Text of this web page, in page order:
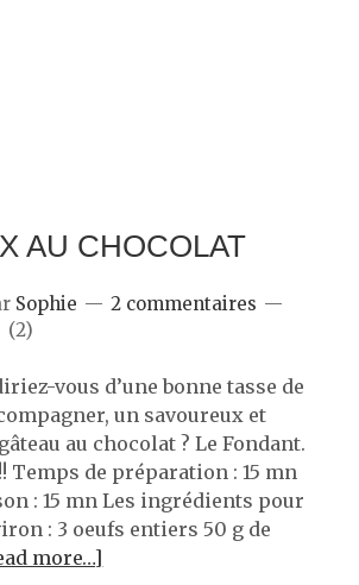
AU CHOCOLAT
Sophie
2 commentaires
(2)
vous d’une bonne tasse de
un savoureux et
au chocolat ? Le Fondant.
Temps de préparation : 15 mn
: 15 mn Les ingrédients pour
: 3 oeufs entiers 50 g de
more…]